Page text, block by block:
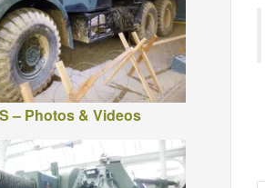
– Photos & Videos